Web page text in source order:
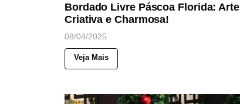
Bordado Livre Páscoa Florida: Arte
Criativa e Charmosa!
08/04/2025
Veja Mais